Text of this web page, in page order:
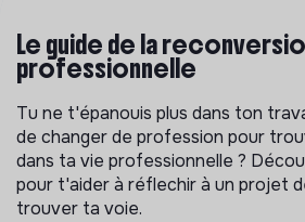
Le guide de la
professionnelle
Tu ne t'épanouis plus dans ton
de changer de profession pour
dans ta vie professionnelle ?
pour t'aider à réflechir à un projet
trouver ta voie.